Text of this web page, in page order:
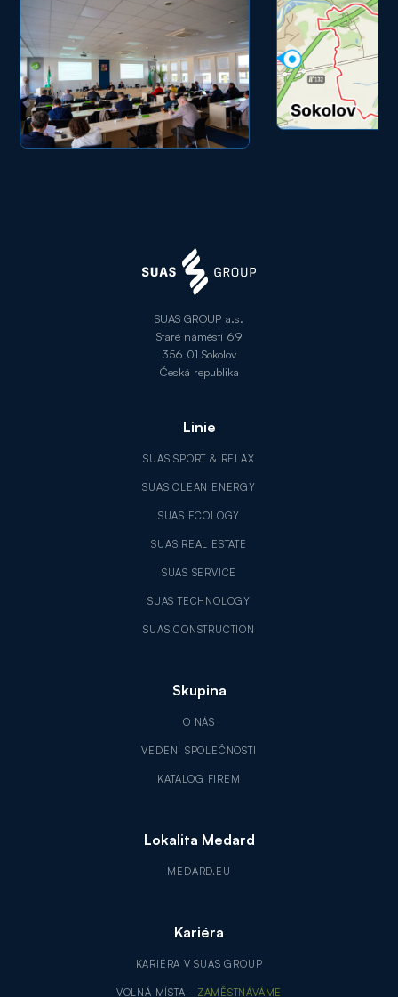
SUAS GROUP a.s.
Staré náměstí 69
356 01 Sokolov
Česká republika
Linie
SUAS SPORT & RELAX
SUAS CLEAN ENERGY
SUAS ECOLOGY
SUAS REAL ESTATE
SUAS SERVICE
SUAS TECHNOLOGY
SUAS CONSTRUCTION
Skupina
O NÁS
VEDENÍ SPOLEČNOSTI
KATALOG FIREM
Lokalita Medard
MEDARD.EU
Kariéra
KARIÉRA V SUAS GROUP
VOLNÁ MÍSTA - ZAMĚSTNÁVÁME